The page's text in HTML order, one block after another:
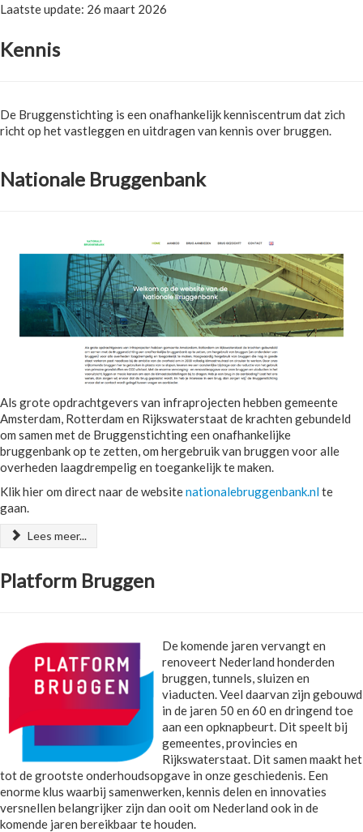
Laatste update: 26 maart 2026
Kennis
De Bruggenstichting is een onafhankelijk kenniscentrum dat zich
richt op het vastleggen en uitdragen van kennis over bruggen.
Nationale Bruggenbank
Als grote opdrachtgevers van infraprojecten hebben gemeente
Amsterdam, Rotterdam en Rijkswaterstaat de krachten gebundeld
om samen met de Bruggenstichting een onafhankelijke
bruggenbank op te zetten, om hergebruik van bruggen voor alle
overheden laagdrempelig en toegankelijk te maken.
Klik hier om direct naar de websitenationalebruggenbank.nlte
gaan.
Lees meer...
Platform Bruggen
De komende jaren vervangt en
renoveert Nederland honderden
bruggen, tunnels, sluizen en
viaducten. Veel daarvan zijn gebouwd
in de jaren 50 en 60 en dringend toe
aan een opknapbeurt. Dit speelt bij
gemeentes, provincies en
Rijkswaterstaat. Dit samen maakt het
tot de grootste onderhoudsopgave in onze geschiedenis. Een
enorme klus waarbij samenwerken, kennis delen en innovaties
versnellen belangrijker zijn dan ooit om Nederland ook in de
komende jaren bereikbaar te houden.